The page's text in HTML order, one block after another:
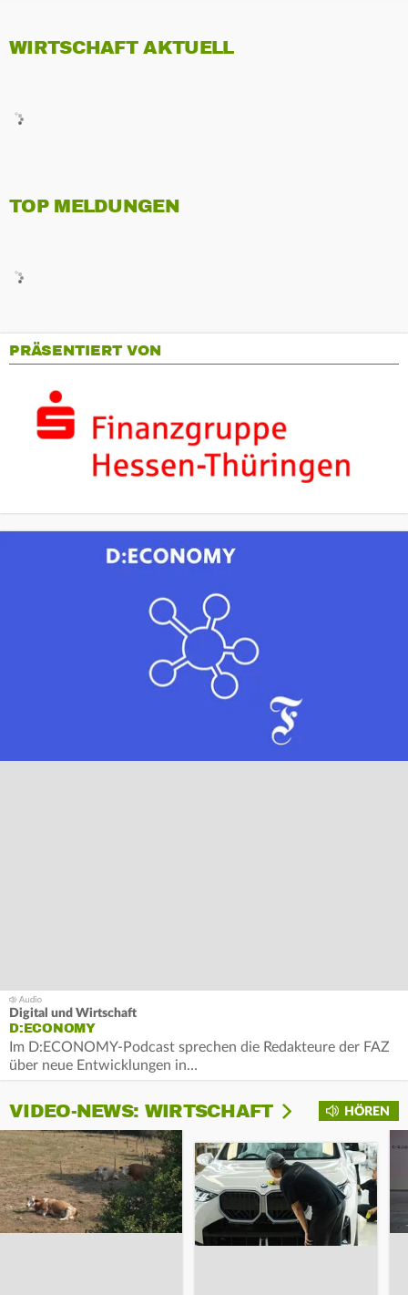
WIRTSCHAFT AKTUELL
TOP MELDUNGEN
PRÄSENTIERT VON
Digital und Wirtschaft
D:ECONOMY
Im D:ECONOMY-Podcast sprechen die Redakteure der FAZ
über neue Entwicklungen in…
HÖREN
VIDEO-NEWS: WIRTSCHAFT